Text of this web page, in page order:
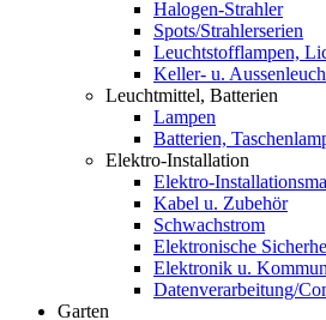
Halogen-Strahler
Spots/Strahlerserien
Leuchtstofflampen,
Keller- u.
Leuchtmittel, Batterien
Lampen
Batterien,
Elektro-Installation
Elektro-
Kabel u. Zubehör
Schwachstrom
Elektronische
Elektronik u.
Datenverarbeitung/
Garten